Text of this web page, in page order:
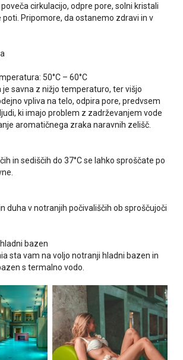
cirkulacijo, odpre pore, solni kristali
poti. Pripomore, da ostanemo zdravi in v
50°C – 60°C
je savna z nižjo temperaturo, ter višjo
vpliva na telo, odpira pore, predvsem
ki imajo problem z zadrževanjem vode
aromatičnega zraka naravnih zelišč.
in sediščih do 37°C se lahko sproščate po
duha v notranjih počivališčih ob sproščujoči
bazen
sta vam na voljo notranji hladni bazen in
s termalno vodo.